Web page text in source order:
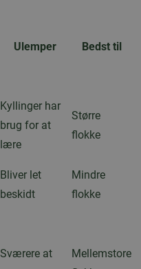
Ulemper Bedst til
Kyllinger har
brug for at
lære
Større
flokke
Bliver let
beskidt
Mindre
flokke
Sværere at
Mellemstore